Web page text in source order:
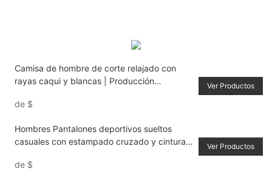
Camisa de hombre de corte relajado con
rayas caqui y blancas | Producción
de $
Ver Productos
Hombres Pantalones deportivos sueltos
casuales con estampado cruzado y cintura
de $
Ver Productos